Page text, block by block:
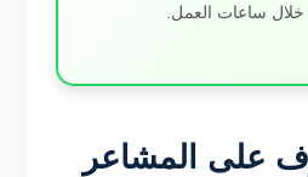
خلال ساعات العمل.
على المشاعر